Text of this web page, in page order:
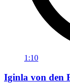
1:10
Iginla von den